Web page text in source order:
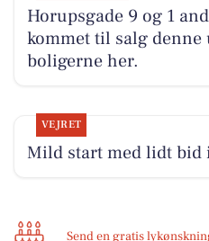
Horupsgade 9 og 1
kommet til salg denne
boligerne her.
VEJRET
Mild start med lidt bid
Send en gratis